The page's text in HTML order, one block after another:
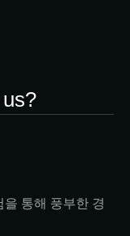
통해 풍부한 경